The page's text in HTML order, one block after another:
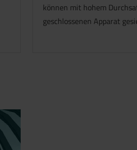
können mit hohem
geschlossenen Apparat